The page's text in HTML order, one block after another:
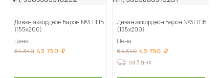
Диван аккордеон Барон №3 НПБ
(155х200)
Цена
64 340 43 750
Диван аккордеон Барон №3 НПБ
(155х200)
Цена
64 340 43 750
за 3 дня